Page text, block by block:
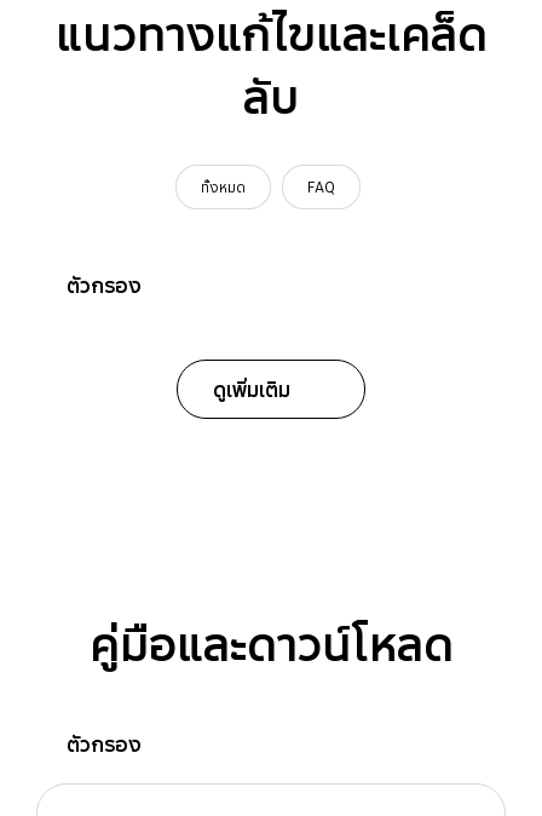
แนวทางแก้ไขและเคล็ด
ลับ
ทั้งหมด FAQ
ตัวกรอง
ดูเพิ่มเติม
คู่มือและดาวน์โหลด
ตัวกรอง